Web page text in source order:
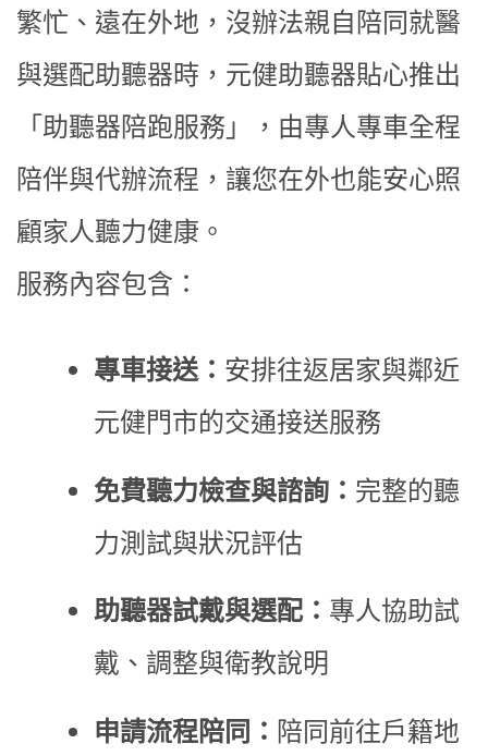
繁忙、遠在外地，沒辦法親自陪同就醫
與選配助聽器時，元健助聽器貼心推出
「助聽器陪跑服務」，由專人專車全程
陪伴與代辦流程，讓您在外也能安心照
顧家人聽力健康。
服務內容包含：
專車接送： 安排往返居家與鄰近
元健門市的交通接送服務
免費聽力檢查與諮詢： 完整的聽
力測試與狀況評估
助聽器試戴與選配： 專人協助試
戴、調整與衛教說明
申請流程陪同： 陪同前往戶籍地